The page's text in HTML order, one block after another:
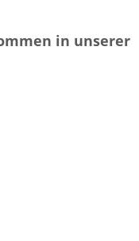
in unserer